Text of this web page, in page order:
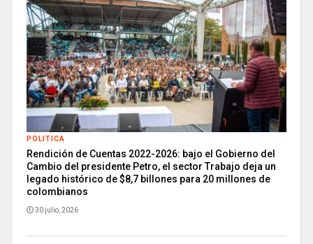
POLITICA
Rendición de Cuentas 2022-2026: bajo el Gobierno del
Cambio del presidente Petro, el sector Trabajo deja un
legado histórico de $8,7 billones para 20 millones de
colombianos
30 julio, 2026